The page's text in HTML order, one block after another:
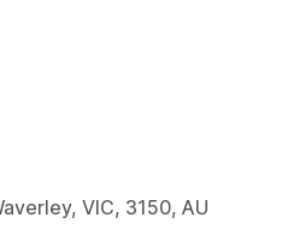
VIC, 3150, AU